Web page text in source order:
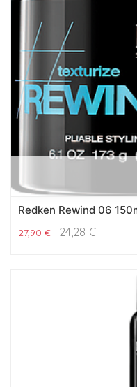
Redken Rewind 06
27,90€ 24,28 €